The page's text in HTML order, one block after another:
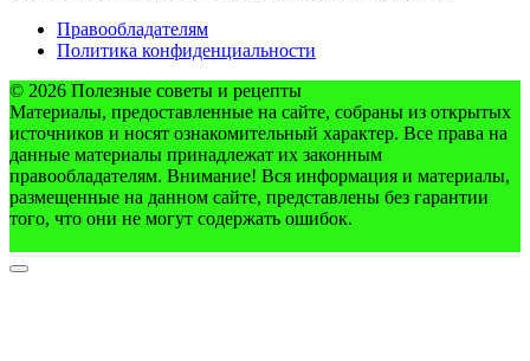
Правообладателям
Политика конфиденциальности
© 2026 Полезные советы и рецепты
Материалы, предоставленные на сайте, собраны из открытых
источников и носят ознакомительный характер. Все права на
данные материалы принадлежат их законным
правообладателям. Внимание! Вся информация и материалы,
размещенные на данном сайте, представлены без гарантии
того, что они не могут содержать ошибок.